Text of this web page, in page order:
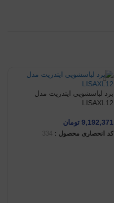
برد لباسشویی ایندزیت مدل
LISAXL12
9,192,371 تومان
کد انحصاری محصول : 334